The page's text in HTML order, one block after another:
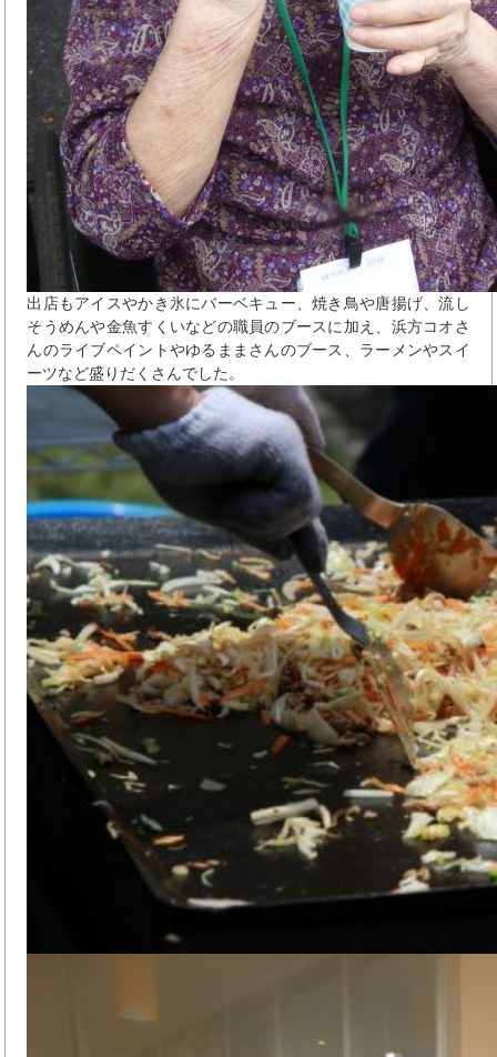
出店もアイスやかき氷にバーベキュー、焼き鳥や唐揚げ、流し
そうめんや金魚すくいなどの職員のブースに加え、浜方コオさ
んのライブペイントやゆるままさんのブース、ラーメンやスイ
ーツなど盛りだくさんでした。